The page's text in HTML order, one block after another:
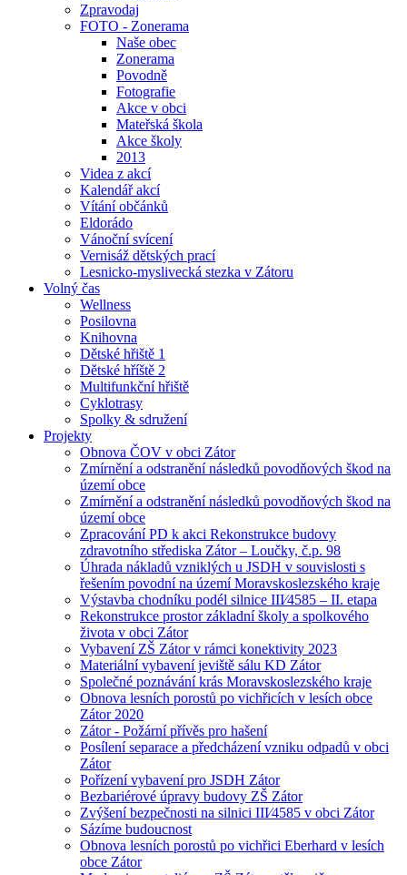
Zpravodaj
FOTO - Zonerama
Naše obec
Zonerama
Povodně
Fotografie
Akce v obci
Mateřská škola
Akce školy
2013
Videa z akcí
Kalendář akcí
Vítání občánků
Eldorádo
Vánoční svícení
Vernisáž dětských prací
Lesnicko-myslivecká stezka v Zátoru
Volný čas
Wellness
Posilovna
Knihovna
Dětské hřiště 1
Dětské hříště 2
Multifunkční hřiště
Cyklotrasy
Spolky & sdružení
Projekty
Obnova ČOV v obci Zátor
Zmírnění a odstranění následků povodňových škod na
území obce
Zmírnění a odstranění následků povodňových škod na
území obce
Zpracování PD k akci Rekonstrukce budovy
zdravotního střediska Zátor – Loučky, č.p. 98
Úhrada nákladů vzniklých u JSDH v souvislosti s
řešením povodní na území Moravskoslezského kraje
Výstavba chodníku podél silnice III⁄4585 – II. etapa
Rekonstrukce prostor základní školy a spolkového
života v obci Zátor
Vybavení ZŠ Zátor v rámci konektivity 2023
Materiální vybavení jeviště sálu KD Zátor
Společné poznávání krás Moravskoslezského kraje
Obnova lesních porostů po vichřicích v lesích obce
Zátor 2020
Zátor - Požární přívěs pro hašení
Posílení separace a předcházení vzniku odpadů v obci
Zátor
Pořízení vybavení pro JSDH Zátor
Bezbariérové úpravy budovy ZŠ Zátor
Zvýšení bezpečnosti na silnici III⁄4585 v obci Zátor
Sázíme budoucnost
Obnova lesních porostů po vichřici Eberhard v lesích
obce Zátor